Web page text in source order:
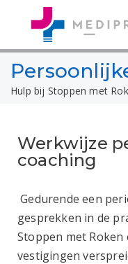
Hulp bij Stoppen met
Werkwijze
coaching
Gedurende een
gesprekken in de
Stoppen met Roken
vestigingen